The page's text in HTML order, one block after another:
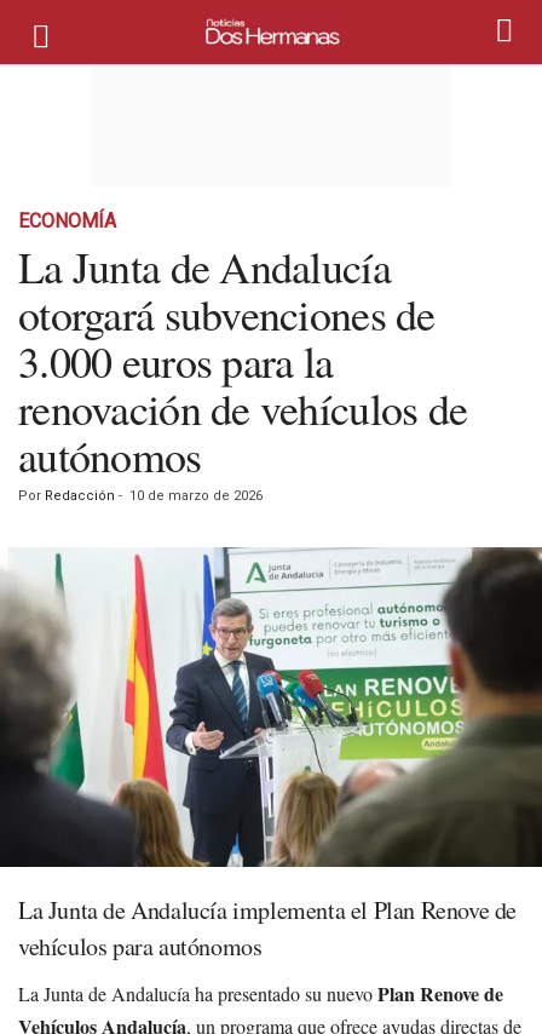
ECONOMÍA
La Junta de Andalucía
otorgará subvenciones de
3.000 euros para la
renovación de vehículos de
autónomos
Por Redacción - 10 de marzo de 2026
La Junta de Andalucía implementa el Plan Renove de
vehículos para autónomos
La Junta de Andalucía ha presentado su nuevoPlan Renove de
Vehículos Andalucía, un programa que ofrece ayudas directas de